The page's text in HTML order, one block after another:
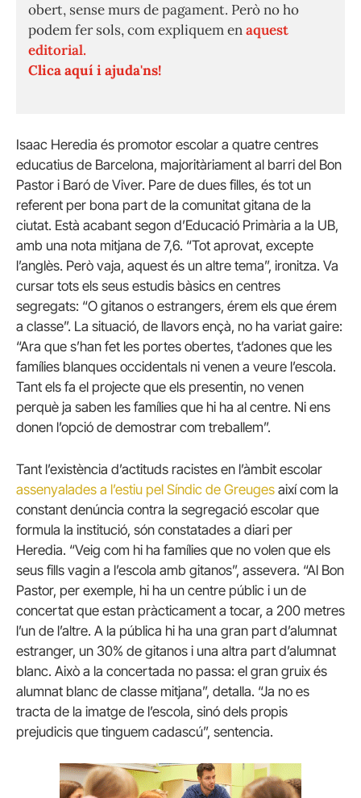
obert, sense murs de pagament. Però no ho
podem fer sols, com expliquem enaquest
editorial.
Clica aquí i ajuda'ns!
Isaac Heredia és promotor escolar a quatre centres
educatius de Barcelona, majoritàriament al barri del Bon
Pastor i Baró de Viver. Pare de dues filles, és tot un
referent per bona part de la comunitat gitana de la
ciutat. Està acabant segon d’Educació Primària a la UB,
amb una nota mitjana de 7,6. “Tot aprovat, excepte
l’anglès. Però vaja, aquest és un altre tema”, ironitza. Va
cursar tots els seus estudis bàsics en centres
segregats: “O gitanos o estrangers, érem els que érem
a classe”. La situació, de llavors ençà, no ha variat gaire:
“Ara que s’han fet les portes obertes, t’adones que les
famílies blanques occidentals ni venen a veure l’escola.
Tant els fa el projecte que els presentin, no venen
perquè ja saben les famílies que hi ha al centre. Ni ens
donen l’opció de demostrar com treballem”.
Tant l’existència d’actituds racistes en l’àmbit escolar
assenyalades a l’estiu pel Síndic de Greuges així com la
constant denúncia contra la segregació escolar que
formula la institució, són constatades a diari per
Heredia. “Veig com hi ha famílies que no volen que els
seus fills vagin a l’escola amb gitanos”, assevera. “Al Bon
Pastor, per exemple, hi ha un centre públic i un de
concertat que estan pràcticament a tocar, a 200 metres
l’un de l’altre. A la pública hi ha una gran part d’alumnat
estranger, un 30% de gitanos i una altra part d’alumnat
blanc. Això a la concertada no passa: el gran gruix és
alumnat blanc de classe mitjana”, detalla. “Ja no es
tracta de la imatge de l’escola, sinó dels propis
prejudicis que tinguem cadascú”, sentencia.